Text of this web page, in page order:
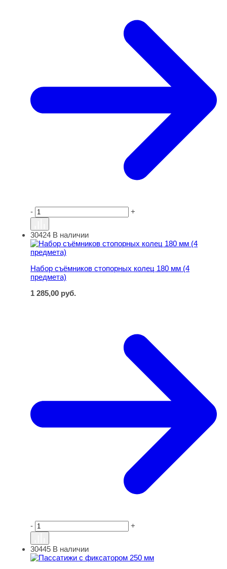
- +
Набор съёмников стопорных колец 180 мм (4 предмета)
30424 В наличии
Набор съёмников стопорных колец 180 мм (4
предмета)
1 285,00 руб.
- +
Пассатижи с фиксатором 250 мм
30445 В наличии